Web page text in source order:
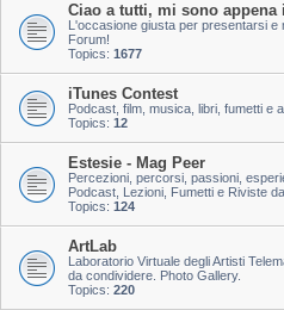
Ciao a tutti, mi sono appena
L'occasione giusta per presentarsi e
Forum!
Topics: 1677
iTunes Contest
Podcast, film, musica, libri, fumetti e
Topics: 12
Estesie - Mag Peer
Percezioni, percorsi, passioni,
Podcast, Lezioni, Fumetti e Riviste
Topics: 124
ArtLab
Laboratorio Virtuale degli Artisti
da condividere. Photo Gallery.
Topics: 220